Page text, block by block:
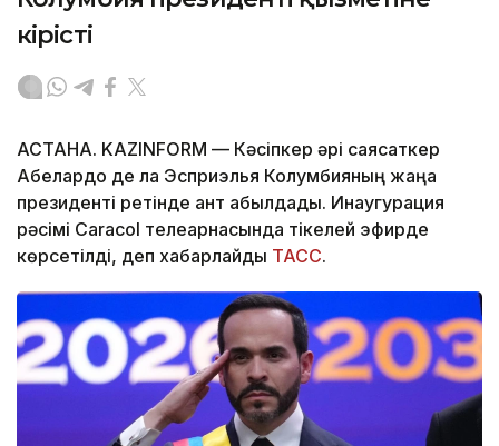
кірісті
АСТАНА. KAZINFORM — Кәсіпкер әрі саясаткер
Абелардо де ла Эсприэлья Колумбияның жаңа
президенті ретінде ант қабылдады. Инаугурация
рәсімі Caracol телеарнасында тікелей эфирде
көрсетілді, деп хабарлайды ТАСС.